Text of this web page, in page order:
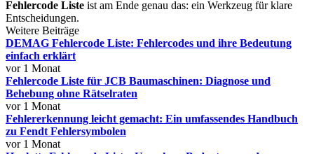
Fehlercode Liste ist am Ende genau das: ein Werkzeug für klare
Entscheidungen.
Weitere Beiträge
DEMAG Fehlercode Liste: Fehlercodes und ihre Bedeutung
einfach erklärt
vor 1 Monat
Fehlercode Liste für JCB Baumaschinen: Diagnose und
Behebung ohne Rätselraten
vor 1 Monat
Fehlererkennung leicht gemacht: Ein umfassendes Handbuch
zu Fendt Fehlersymbolen
vor 1 Monat